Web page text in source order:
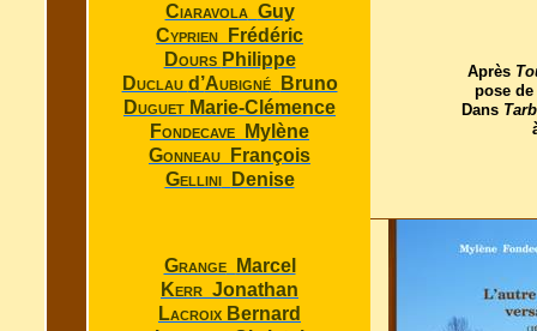
Ciaravola Guy
Cyprien
Frédéric
Dours Philippe
Duclau d’Aubigné
Bruno
Duguet Marie-Clémence
Fondecave
Mylène
Gonneau
François
Gellini
Denise
Après
pose
Dans
Grange
Marcel
Kerr Jonathan
Lacroix Bernard